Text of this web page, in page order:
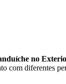
no
diferentes